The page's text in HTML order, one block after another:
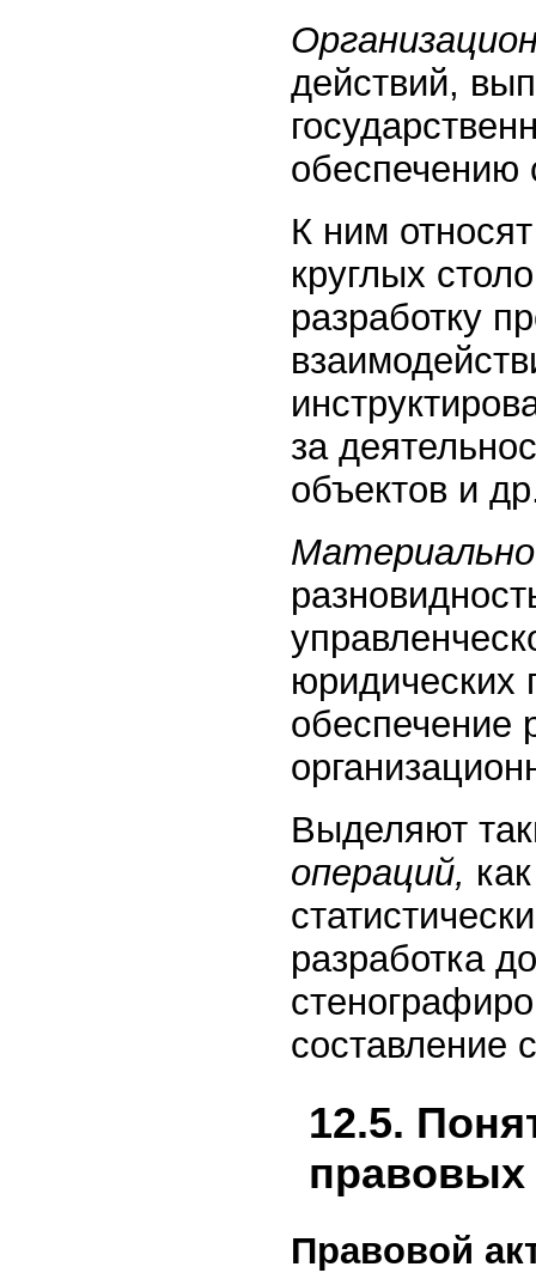
действий,
обеспечению
К ним
круглых
разработку
за
объектов и
юридических
обеспечение
Выделяют
операций,
разработка
составление
12.5.
правовых
Правовой